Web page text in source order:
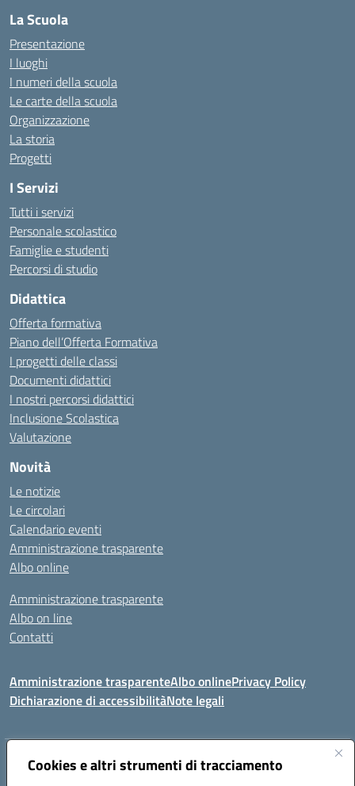
Cookies e altri strumenti di tracciamento
La Scuola
Presentazione
I luoghi
I numeri della scuola
Le carte della scuola
Organizzazione
La storia
Progetti
I Servizi
Tutti i servizi
Personale scolastico
Famiglie e studenti
Percorsi di studio
Didattica
Offerta formativa
Piano dell’Offerta Formativa
I progetti delle classi
Documenti didattici
I nostri percorsi didattici
Inclusione Scolastica
Valutazione
Novità
Le notizie
Le circolari
Calendario eventi
Amministrazione trasparente
Albo online
Amministrazione trasparente
Albo on line
Contatti
Amministrazione trasparenteAlbo onlinePrivacy Policy
Dichiarazione di accessibilitàNote legali
Indirizzo:Via Tirso, 07011 Bono (SS)